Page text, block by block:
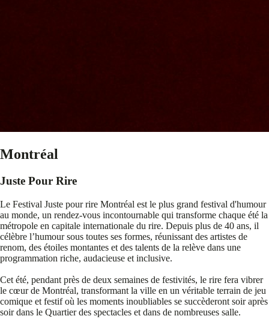
Montréal
Juste Pour Rire
Le Festival Juste pour rire Montréal est le plus grand festival d'humour
au monde, un rendez-vous incontournable qui transforme chaque été la
métropole en capitale internationale du rire. Depuis plus de 40 ans, il
célèbre l’humour sous toutes ses formes, réunissant des artistes de
renom, des étoiles montantes et des talents de la relève dans une
programmation riche, audacieuse et inclusive.
Cet été, pendant près de deux semaines de festivités, le rire fera vibrer
le cœur de Montréal, transformant la ville en un véritable terrain de jeu
comique et festif où les moments inoubliables se succèderont soir après
soir dans le Quartier des spectacles et dans de nombreuses salle.